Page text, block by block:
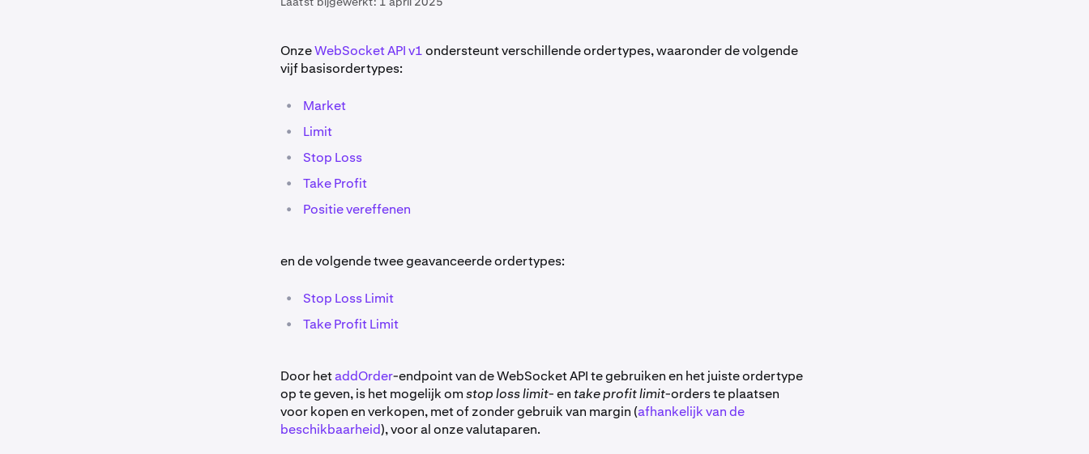
OnzeWebSocket API v1ondersteunt verschillende ordertypes, waaronder de volgende
vijf basisordertypes:
• Market
• Limit
• Stop Loss
• Take Profit
• Positie vereffenen
en de volgende twee geavanceerde ordertypes:
• Stop Loss Limit
• Take Profit Limit
Door hetaddOrder-endpoint van de WebSocket API te gebruiken en het juiste ordertype
op te geven, is het mogelijk omstop loss limit- en take profit limit-orders te plaatsen
voor kopen en verkopen, met of zonder gebruik van margin (afhankelijk van de
beschikbaarheid), voor al onze valutaparen.